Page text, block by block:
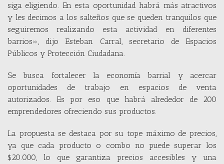
siga eligiendo. En esta oportunidad habrá más atractivos
y les decimos a los salteños que se queden tranquilos que
seguiremos realizando esta actividad en diferentes
barrios», dijo Esteban Carral, secretario de Espacios
Públicos y Protección Ciudadana.
Se busca fortalecer la economía barrial y acercar
oportunidades de trabajo en espacios de venta
autorizados. Es por eso que habrá alrededor de 200
emprendedores ofreciendo sus productos.
La propuesta se destaca por su tope máximo de precios,
ya que cada producto o combo no puede superar los
$20.000, lo que garantiza precios accesibles y una